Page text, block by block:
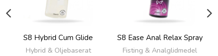
S8 Hybrid Cum Glide
Hybrid & Oljebaserat
S8 Ease Anal Relax Spray
Fisting & Analglidmedel